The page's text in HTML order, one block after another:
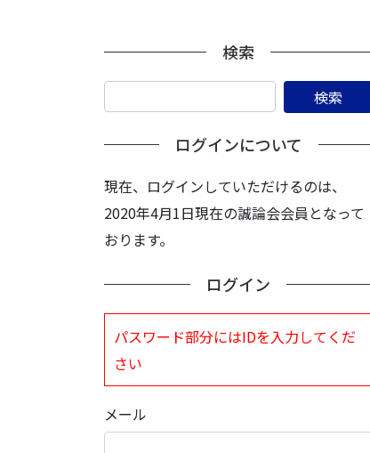
検索
ログインについて
現在、ログインしていただけるのは、
2020年4月1日現在の誠論会会員となって
おります。
ログイン
パスワード部分にはIDを入力してくだ
さい
メール